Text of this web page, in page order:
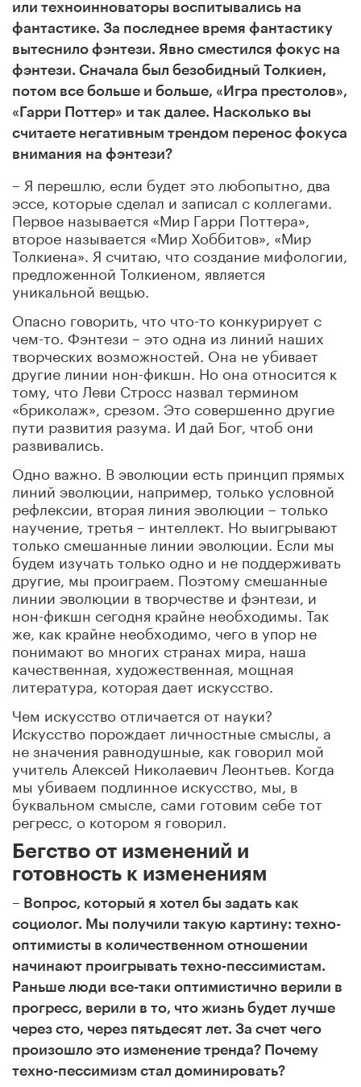
или техноинноваторы воспитывались на
фантастике. За последнее время фантастику
вытеснило фэнтези. Явно сместился фокус на
фэнтези. Сначала был безобидный Толкиен,
потом все больше и больше, «Игра престолов»,
«Гарри Поттер» и так далее. Насколько вы
считаете негативным трендом перенос фокуса
внимания на фэнтези?
– Я перешлю, если будет это любопытно, два
эссе, которые сделал и записал с коллегами.
Первое называется «Мир Гарри Поттера»,
второе называется «Мир Хоббитов», «Мир
Толкиена». Я считаю, что создание мифологии,
предложенной Толкиеном, является
уникальной вещью.
Опасно говорить, что что-то конкурирует с
чем-то. Фэнтези – это одна из линий наших
творческих возможностей. Она не убивает
другие линии нон-фикшн. Но она относится к
тому, что Леви Стросс назвал термином
«бриколаж», срезом. Это совершенно другие
пути развития разума. И дай Бог, чтоб они
развивались.
Одно важно. В эволюции есть принцип прямых
линий эволюции, например, только условной
рефлексии, вторая линия эволюции – только
научение, третья – интеллект. Но выигрывают
только смешанные линии эволюции. Если мы
будем изучать только одно и не поддерживать
другие, мы проиграем. Поэтому смешанные
линии эволюции в творчестве и фэнтези, и
нон-фикшн сегодня крайне необходимы. Так
же, как крайне необходимо, чего в упор не
понимают во многих странах мира, наша
качественная, художественная, мощная
литература, которая дает искусство.
Чем искусство отличается от науки?
Искусство порождает личностные смыслы, а
не значения равнодушные, как говорил мой
учитель Алексей Николаевич Леонтьев. Когда
мы убиваем подлинное искусство, мы, в
буквальном смысле, сами готовим себе тот
регресс, о котором я говорил.
Бегство от изменений и
готовность к изменениям
– Вопрос, который я хотел бы задать как
социолог. Мы получили такую картину: техно-
оптимисты в количественном отношении
начинают проигрывать техно-пессимистам.
Раньше люди все-таки оптимистично верили в
прогресс, верили в то, что жизнь будет лучше
через сто, через пятьдесят лет. За счет чего
произошло это изменение тренда? Почему
техно-пессимизм стал доминировать?